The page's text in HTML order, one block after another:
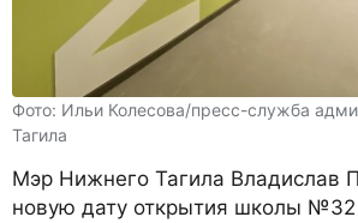
Фото: Ильи Колесова/пресс-служба
Тагила
Мэр Нижнего Тагила Владислав
новую дату открытия школы №32